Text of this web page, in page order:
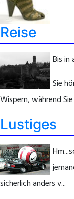
Reise
Bis in
Sie
Wispern, während
Lustiges
sicherlich anders v...